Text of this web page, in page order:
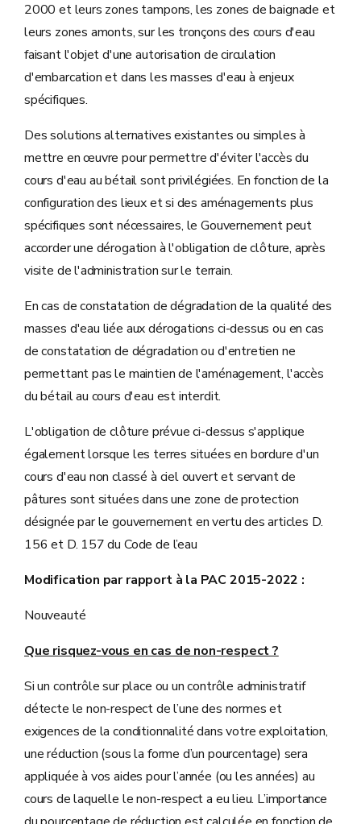
2000 et leurs zones tampons, les zones de baignade et
leurs zones amonts, sur les tronçons des cours d'eau
faisant l'objet d'une autorisation de circulation
d'embarcation et dans les masses d'eau à enjeux
spécifiques.
Des solutions alternatives existantes ou simples à
mettre en œuvre pour permettre d'éviter l'accès du
cours d'eau au bétail sont privilégiées. En fonction de la
configuration des lieux et si des aménagements plus
spécifiques sont nécessaires, le Gouvernement peut
accorder une dérogation à l'obligation de clôture, après
visite de l'administration sur le terrain.
En cas de constatation de dégradation de la qualité des
masses d'eau liée aux dérogations ci-dessus ou en cas
de constatation de dégradation ou d'entretien ne
permettant pas le maintien de l'aménagement, l'accès
du bétail au cours d'eau est interdit.
L'obligation de clôture prévue ci-dessus s'applique
également lorsque les terres situées en bordure d'un
cours d'eau non classé à ciel ouvert et servant de
pâtures sont situées dans une zone de protection
désignée par le gouvernement en vertu des articles D.
156 et D. 157 du Code de l’eau
Modification par rapport à la PAC 2015-2022 :
Nouveauté
Que risquez-vous en cas de non-respect ?
Si un contrôle sur place ou un contrôle administratif
détecte le non-respect de l’une des normes et
exigences de la conditionnalité dans votre exploitation,
une réduction (sous la forme d’un pourcentage) sera
appliquée à vos aides pour l’année (ou les années) au
cours de laquelle le non-respect a eu lieu. L’importance